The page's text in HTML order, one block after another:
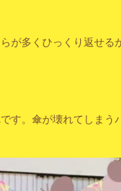
が多くひっくり返せ
す。傘が壊れてしまう